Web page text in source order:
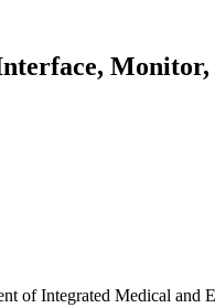
of Integrated Medical